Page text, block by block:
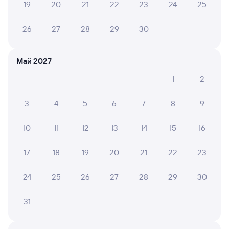
СМС-сопровождение до посадки в поезд
Что нужно, чтобы сесть в поезд?
Как поменять билет на другую дату или
Как вернуть билет?
пассажира?
Как перевезти животное в поезде?
19 20 21 22 23 24 25
26 27 28 29 30
Май 2027
1
2
3 4 5 6 7 8 9
10 11 12 13 14 15 16
17 18 19 20 21 22 23
24 25 26 27 28 29 30
31